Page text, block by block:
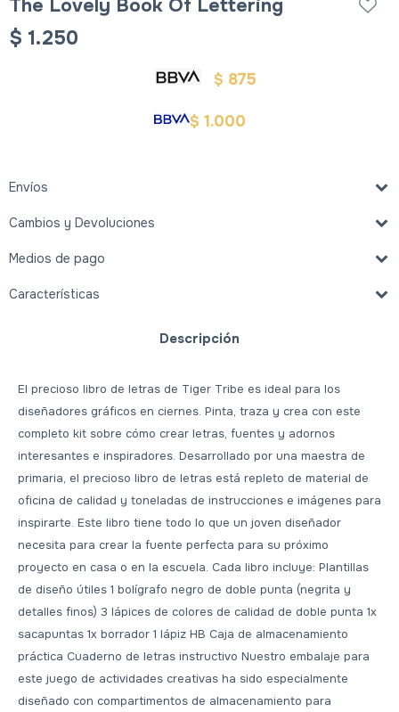
The Lovely Book Of Lettering
$ 1.250
$ 875
$ 1.000
Envíos
Cambios y Devoluciones
Medios de pago
Características
Descripción
El precioso libro de letras de Tiger Tribe es ideal para los
diseñadores gráficos en ciernes. Pinta, traza y crea con este
completo kit sobre cómo crear letras, fuentes y adornos
interesantes e inspiradores. Desarrollado por una maestra de
primaria, el precioso libro de letras está repleto de material de
oficina de calidad y toneladas de instrucciones e imágenes para
inspirarte. Este libro tiene todo lo que un joven diseñador
necesita para crear la fuente perfecta para su próximo
proyecto en casa o en la escuela. Cada libro incluye: Plantillas
de diseño útiles 1 bolígrafo negro de doble punta (negrita y
detalles finos) 3 lápices de colores de calidad de doble punta 1x
sacapuntas 1x borrador 1 lápiz HB Caja de almacenamiento
práctica Cuaderno de letras instructivo Nuestro embalaje para
este juego de actividades creativas ha sido especialmente
diseñado con compartimentos de almacenamiento para